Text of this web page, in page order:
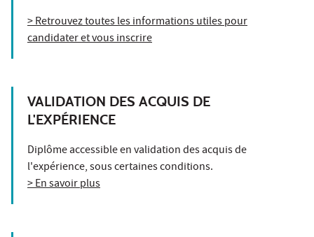
> Retrouvez toutes les informations utiles pour
candidater et vous inscrire
VALIDATION DES ACQUIS DE
L'EXPÉRIENCE
Diplôme accessible en validation des acquis de
l'expérience, sous certaines conditions.
> En savoir plus